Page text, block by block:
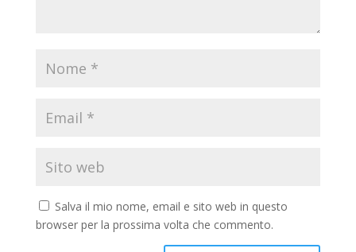
Salva il mio nome, email e sito web in questo
browser per la prossima volta che commento.